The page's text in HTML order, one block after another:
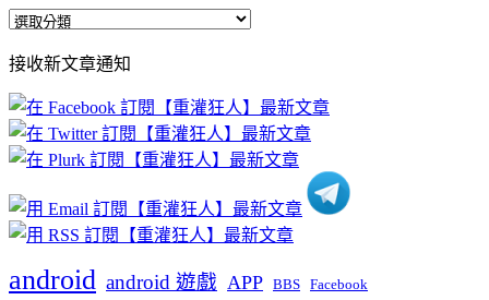
全
文
章
分
類
接收新文章通知
android android 遊戲 APP BBS Facebook